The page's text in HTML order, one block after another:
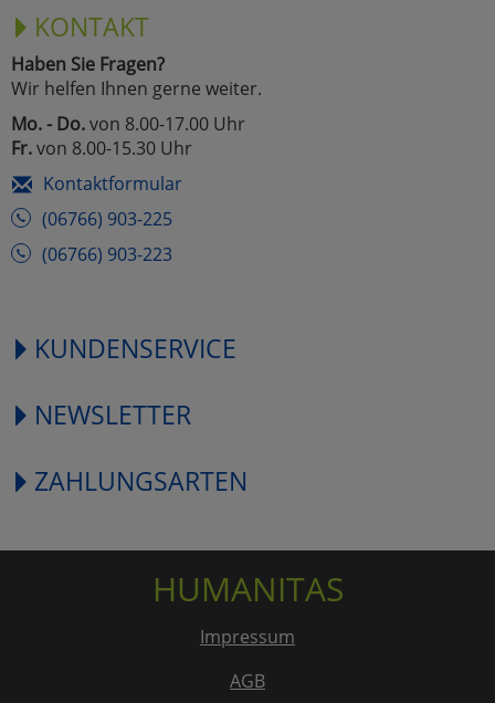
KONTAKT
Haben Sie Fragen?
Wir helfen Ihnen gerne weiter.
Mo. - Do.von 8.00-17.00 Uhr
Fr.von 8.00-15.30 Uhr
Kontaktformular
(06766) 903-225
(06766) 903-223
KUNDENSERVICE
NEWSLETTER
ZAHLUNGSARTEN
HUMANITAS
Impressum
AGB